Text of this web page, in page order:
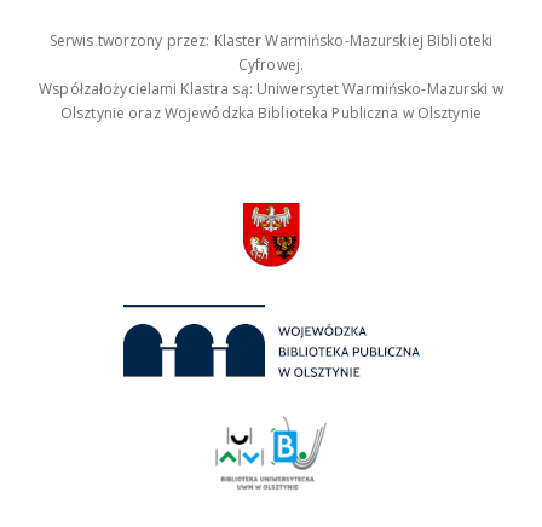
Serwis tworzony przez: Klaster Warmińsko-Mazurskiej Biblioteki
Cyfrowej.
Współzałożycielami Klastra są: Uniwersytet Warmińsko-Mazurski w
Olsztynie oraz Wojewódzka Biblioteka Publiczna w Olsztynie